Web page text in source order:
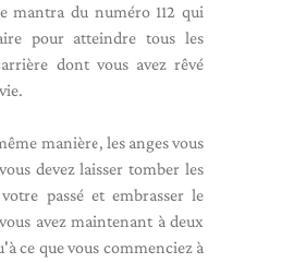
mantra du numéro 112 qui
pour atteindre tous les
dont vous avez rêvé
manière, les anges vous
devez laisser tomber les
passé et embrasser le
avez maintenant à deux
ce que vous commenciez à